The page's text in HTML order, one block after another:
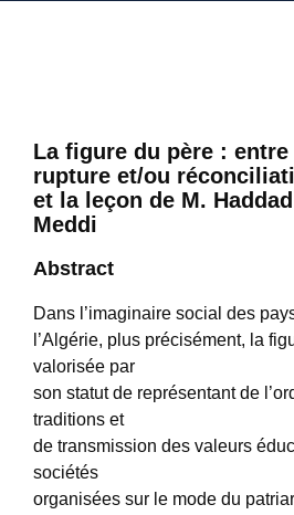
La figure du père :
rupture et/ou
et la leçon de M.
Meddi
Abstract
Dans l’imaginaire social des
l’Algérie, plus précisément, la
valorisée par
son statut de représentant de
traditions et
de transmission des valeurs
sociétés
organisées sur le mode du